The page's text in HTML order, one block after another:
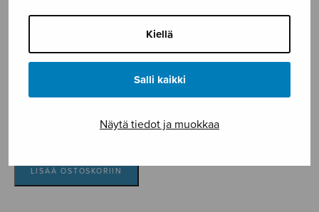
Kiellä
Salli kaikki
Näytä tiedot ja muokkaa
Holma Juha
6,40€
LISÄÄ OSTOSKORIIN